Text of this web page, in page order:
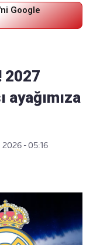
Google
2027
ayağımıza
- 05:16